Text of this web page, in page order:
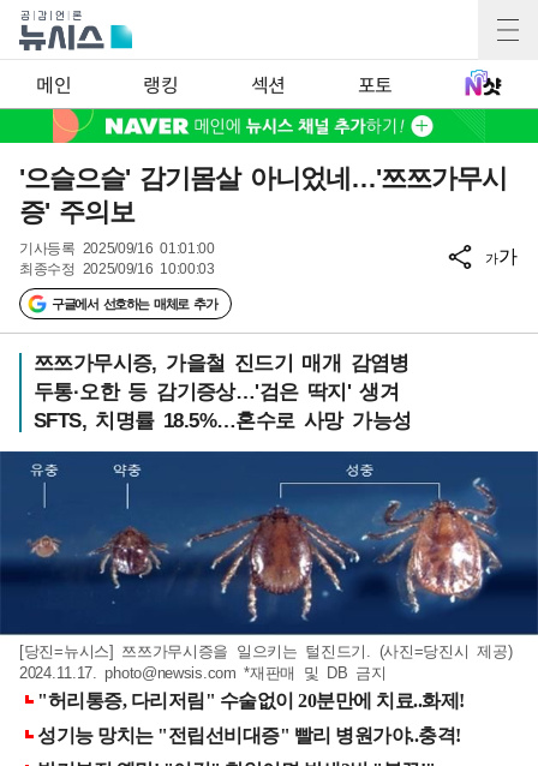
메인 랭킹 섹션 포토
'으슬으슬' 감기몸살 아니었네…'쯔쯔가무시
증' 주의보
기사등록 2025/09/16 01:01:00
최종수정 2025/09/16 10:00:03
구글에서 선호하는 매체로 추가
가가
쯔쯔가무시증, 가을철 진드기 매개 감염병
두통·오한 등 감기증상…'검은 딱지' 생겨
SFTS, 치명률 18.5%…혼수로 사망 가능성
[당진=뉴시스] 쯔쯔가무시증을 일으키는 털진드기. (사진=당진시 제공)
2024.11.17.photo@newsis.com *재판매 및 DB 금지